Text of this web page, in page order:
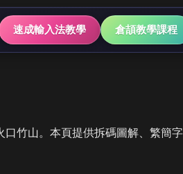
速成輸入法教學 倉頡教學課程
口竹山。本頁提供拆碼圖解、繁簡